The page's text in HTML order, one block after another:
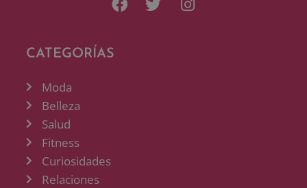
CATEGORÍAS
Moda
Belleza
Salud
Fitness
Curiosidades
Relaciones